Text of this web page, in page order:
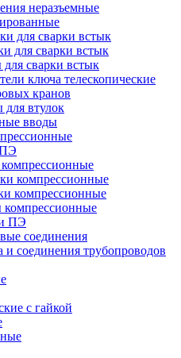
неразъемные
для сварки встык
для сварки встык
сварки встык
ключа телескопические
кранов
втулок
вводы
компрессионные
компрессионные
ПЭ
соединения
и соединения трубопроводов
с гайкой